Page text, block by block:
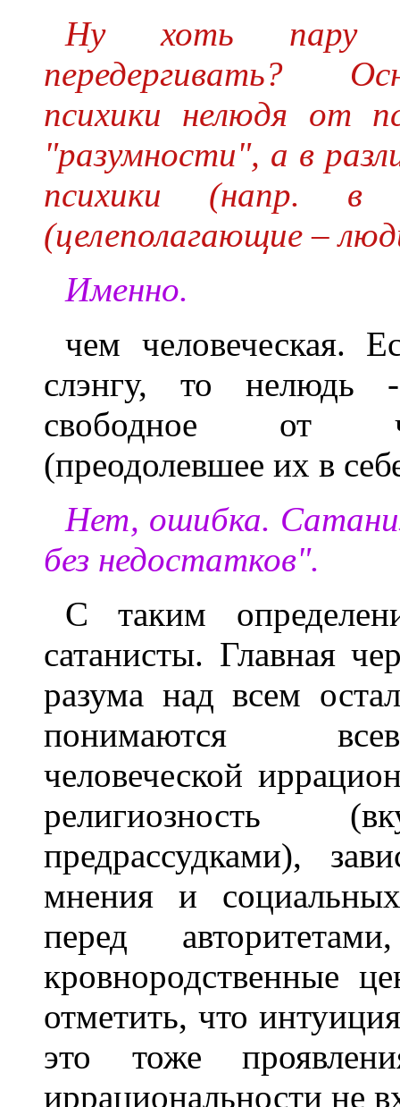
Ну хоть пару
передергивать?
психики нелюдя от
"разумности", а в
психики (напр. в
(целеполагающие –
Именно.
чем человеческая.
слэнгу, то нелюдь
свободное от
(преодолевшее их в
Нет, ошибка.
без недостатков".
С таким
сатанисты. Главная
разума над всем
понимаются
человеческой
религиозность
предрассудками),
мнения и
перед
кровнородственные
отметить, что
это тоже
иррациональности не